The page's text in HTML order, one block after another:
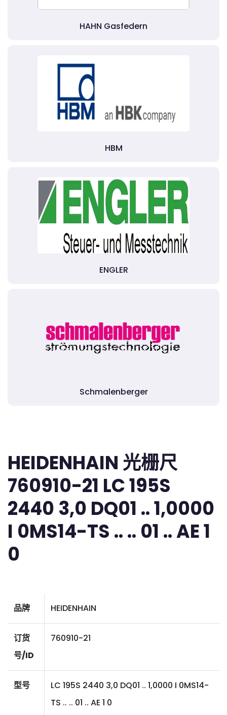
HAHN Gasfedern
HBM
ENGLER
Schmalenberger
HEIDENHAIN 光栅尺
760910-21 LC 195S
2440 3,0 DQ01 .. 1,0000
I 0MS14-TS .. .. 01 .. AE 1
0
品牌 HEIDENHAIN
订货
号/ID
760910-21
型号
LC 195S 2440 3,0 DQ01 .. 1,0000 I 0MS14-
TS .. .. 01 .. AE 1 0